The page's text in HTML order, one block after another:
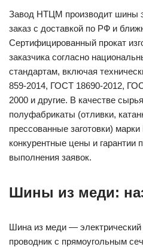
Завод НТЦМ производит шины
заказ с доставкой по РФ и
Сертифицированный прокат
заказчика согласно
стандартам, включая
859-2014, ГОСТ 18690-2012,
2000 и другие. В качестве
полуфабрикаты (отливки,
прессованные заготовки)
конкурентные цены и гарантии
выполнения заявок.
Шины из меди:
Шина из меди —
проводник с прямоугольным